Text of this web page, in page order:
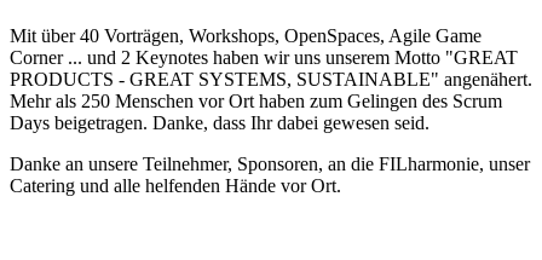
Mit über 40 Vorträgen, Workshops, OpenSpaces, Agile Game
Corner ... und 2 Keynotes haben wir uns unserem Motto "GREAT
PRODUCTS - GREAT SYSTEMS, SUSTAINABLE" angenähert.
Mehr als 250 Menschen vor Ort haben zum Gelingen des Scrum
Days beigetragen. Danke, dass Ihr dabei gewesen seid.
Danke an unsere Teilnehmer, Sponsoren, an die FILharmonie, unser
Catering und alle helfenden Hände vor Ort.